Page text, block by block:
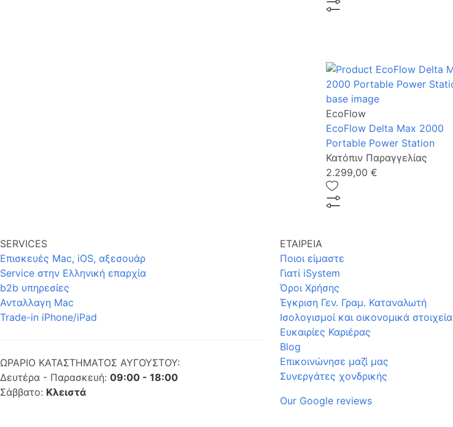
EcoFlow
EcoFlow Delta Max 2000
Portable Power Station
Κατόπιν Παραγγελίας
2.299,00 €
SERVICES
Επισκευές Mac, iOS, αξεσουάρ
Service στην Eλληνική επαρχία
b2b υπηρεσίες
Ανταλλαγη Mac
Trade-in iPhone/iPad
ΩΡΑΡΙΟ ΚΑΤΑΣΤΗΜΑΤΟΣ ΑΥΓΟΥΣΤΟΥ:
Δευτέρα - Παρασκευή: 09:00 - 18:00
Σάββατο: Κλειστά
ΕΤΑΙΡΕΙΑ
Ποιοι είμαστε
Γιατί iSystem
Όροι Χρήσης
Έγκριση Γεν. Γραμ. Καταναλωτή
Ισολογισμοί και οικονομικά στοιχεία
Ευκαιρίες Καριέρας
Blog
Επικοινώνησε μαζί μας
Συνεργάτες χονδρικής
Our Google reviews